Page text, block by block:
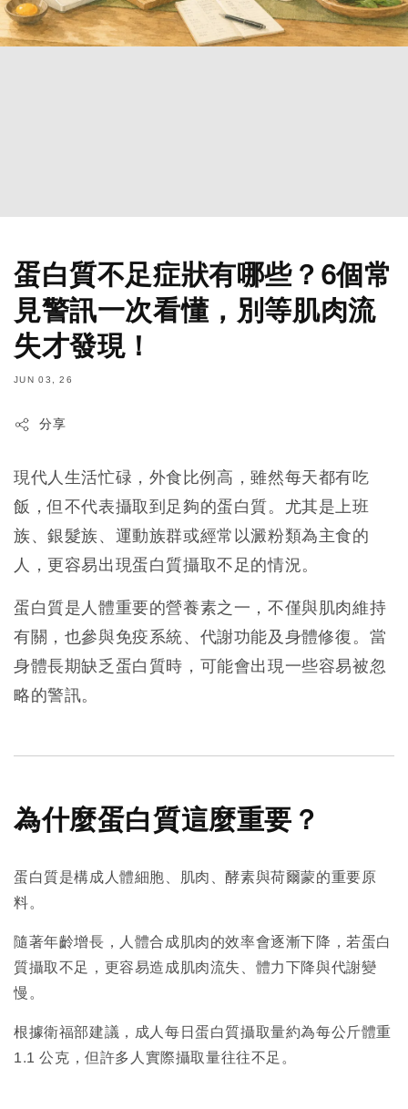
蛋白質不足症狀有哪些？6個常
見警訊一次看懂，別等肌肉流
失才發現！
JUN 03, 26
分享
現代人生活忙碌，外食比例高，雖然每天都有吃
飯，但不代表攝取到足夠的蛋白質。尤其是上班
族、銀髮族、運動族群或經常以澱粉類為主食的
人，更容易出現蛋白質攝取不足的情況。
蛋白質是人體重要的營養素之一，不僅與肌肉維持
有關，也參與免疫系統、代謝功能及身體修復。當
身體長期缺乏蛋白質時，可能會出現一些容易被忽
略的警訊。
為什麼蛋白質這麼重要？
蛋白質是構成人體細胞、肌肉、酵素與荷爾蒙的重要原
料。
隨著年齡增長，人體合成肌肉的效率會逐漸下降，若蛋白
質攝取不足，更容易造成肌肉流失、體力下降與代謝變
慢。
根據衛福部建議，成人每日蛋白質攝取量約為每公斤體重
1.1 公克，但許多人實際攝取量往往不足。